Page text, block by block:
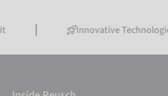
Innovative Technologien für